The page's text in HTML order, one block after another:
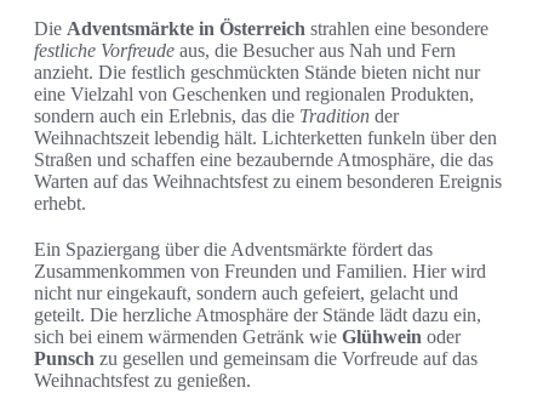
Die Adventsmärkte in Österreich strahlen eine besondere
festliche Vorfreude aus, die Besucher aus Nah und Fern
anzieht. Die festlich geschmückten Stände bieten nicht nur
eine Vielzahl von Geschenken und regionalen Produkten,
sondern auch ein Erlebnis, das die Tradition der
Weihnachtszeit lebendig hält. Lichterketten funkeln über den
Straßen und schaffen eine bezaubernde Atmosphäre, die das
Warten auf das Weihnachtsfest zu einem besonderen Ereignis
erhebt.
Ein Spaziergang über die Adventsmärkte fördert das
Zusammenkommen von Freunden und Familien. Hier wird
nicht nur eingekauft, sondern auch gefeiert, gelacht und
geteilt. Die herzliche Atmosphäre der Stände lädt dazu ein,
sich bei einem wärmenden Getränk wie Glühwein oder
Punsch zu gesellen und gemeinsam die Vorfreude auf das
Weihnachtsfest zu genießen.